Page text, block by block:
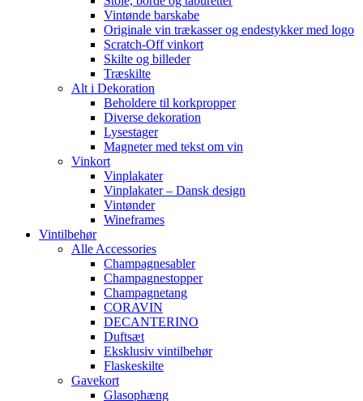
Vintønde barskabe
Originale vin trækasser og endestykker med logo
Scratch-Off vinkort
Skilte og billeder
Træskilte
Alt i Dekoration
Beholdere til korkpropper
Diverse dekoration
Lysestager
Magneter med tekst om vin
Vinkort
Vinplakater
Vinplakater – Dansk design
Vintønder
Wineframes
Vintilbehør
Alle Accessories
Champagnesabler
Champagnestopper
Champagnetang
CORAVIN
DECANTERINO
Duftsæt
Eksklusiv vintilbehør
Flaskeskilte
Gavekort
Glasophæng